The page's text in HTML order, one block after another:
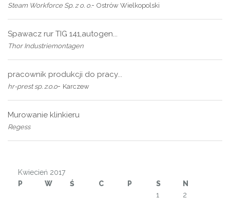
Steam Workforce Sp. z o. o.- Ostrów Wielkopolski
Spawacz rur TIG 141,autogen...
Thor Industriemontagen
pracownik produkcji do pracy...
hr-prest sp. z.o.o- Karczew
Murowanie klinkieru
Regess
Kwiecień 2017
P
W Ś C P S
N
1
2